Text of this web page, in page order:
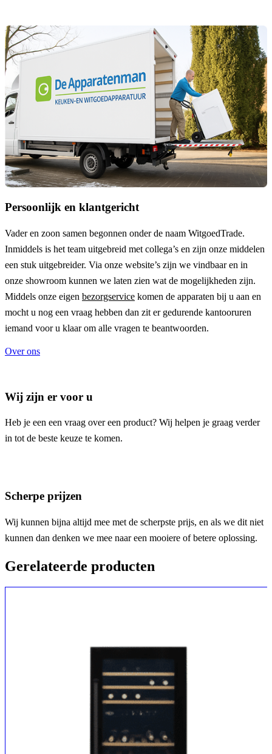
Persoonlijk en klantgericht
Vader en zoon samen begonnen onder de naam WitgoedTrade.
Inmiddels is het team uitgebreid met collega’s en zijn onze middelen
een stuk uitgebreider. Via onze website’s zijn we vindbaar en in
onze showroom kunnen we laten zien wat de mogelijkheden zijn.
Middels onze eigen bezorgservice komen de apparaten bij u aan en
mocht u nog een vraag hebben dan zit er gedurende kantooruren
iemand voor u klaar om alle vragen te beantwoorden.
Over ons
Wij zijn er voor u
Heb je een een vraag over een product? Wij helpen je graag verder
in tot de beste keuze te komen.
Scherpe prijzen
Wij kunnen bijna altijd mee met de scherpste prijs, en als we dit niet
kunnen dan denken we mee naar een mooiere of betere oplossing.
Gerelateerde producten